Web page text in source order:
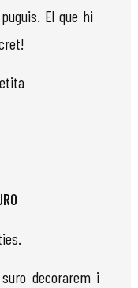
El que hi
decorarem i